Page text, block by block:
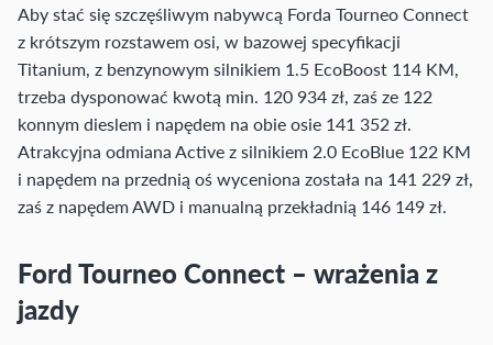
Aby stać się szczęśliwym nabywcą Forda Tourneo Connect
z krótszym rozstawem osi, w bazowej specyfikacji
Titanium, z benzynowym silnikiem 1.5 EcoBoost 114 KM,
trzeba dysponować kwotą min. 120 934 zł, zaś ze 122
konnym dieslem i napędem na obie osie 141 352 zł.
Atrakcyjna odmiana Active z silnikiem 2.0 EcoBlue 122 KM
i napędem na przednią oś wyceniona została na 141 229 zł,
zaś z napędem AWD i manualną przekładnią 146 149 zł.
Ford Tourneo Connect – wrażenia z
jazdy